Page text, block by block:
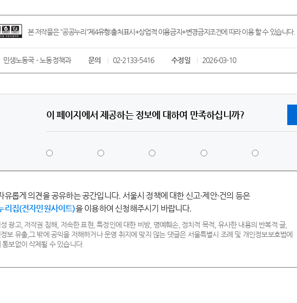
본 저작물은 "공공누리"제4유형:출처표시+상업적 이용금지+변경금지조건에 따라 이용 할 수 있습니다.
민생노동국 - 노동정책과 문의 02-2133-5416 수정일 2026-03-10
이 페이지에서 제공하는 정보에 대하여 만족하십니까?
-
우
만
족
-
족
-
통
-
만
-
유롭게 의견을 공유하는 공간입니다. 서울시 정책에 대한 신고·제안·건의 등은
리집(전자민원사이트)을 이용하여 신청해주시기 바랍니다.
광고, 저작권 침해, 저속한 표현, 특정인에 대한 비방, 명예훼손, 정치적 목적, 유사한 내용의 반복적 글,
보 유출,그 밖에 공익을 저해하거나 운영 취지에 맞지 않는 댓글은 서울특별시 조례 및 개인정보보호법에
통보없이 삭제될 수 있습니다.